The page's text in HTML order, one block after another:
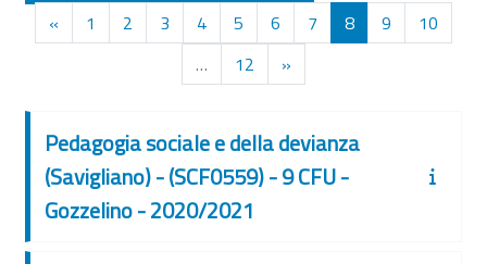
« Pagina precedente
1 Pagina 1
2 Pagina 2
3 Pagina 3
4Pagina 4
5 Pagina 5
6 Pagina 6
7 Pagina 7
8Pagina 8
9 Pagina 9
10
…
12 Pagina 12
»Pagina successiva
Pedagogia sociale e della devianza
(Savigliano) - (SCF0559) - 9 CFU -
Gozzelino - 2020/2021